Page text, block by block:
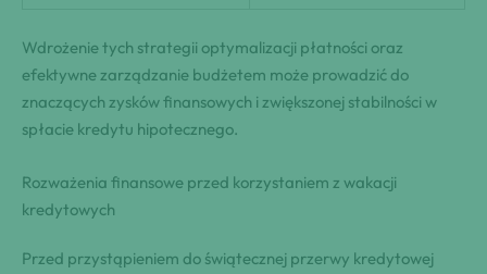
Wdrożenie tych strategii optymalizacji płatności oraz
efektywne zarządzanie budżetem może prowadzić do
znaczących zysków finansowych i zwiększonej stabilności w
spłacie kredytu hipotecznego.
Rozważenia finansowe przed korzystaniem z wakacji
kredytowych
Przed przystąpieniem do świątecznej przerwy kredytowej